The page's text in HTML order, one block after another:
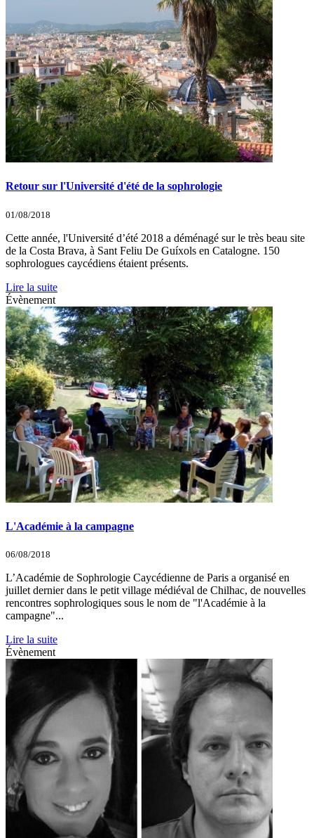
Retour sur l'Université d'été de la sophrologie
01/08/2018
Cette année, l'Université d’été 2018 a déménagé sur le très beau site
de la Costa Brava, à Sant Feliu De Guíxols en Catalogne. 150
sophrologues caycédiens étaient présents.
Lire la suite
Évènement
L'Académie à la campagne
06/08/2018
L’Académie de Sophrologie Caycédienne de Paris a organisé en
juillet dernier dans le petit village médiéval de Chilhac, de nouvelles
rencontres sophrologiques sous le nom de "l'Académie à la
campagne"...
Lire la suite
Évènement